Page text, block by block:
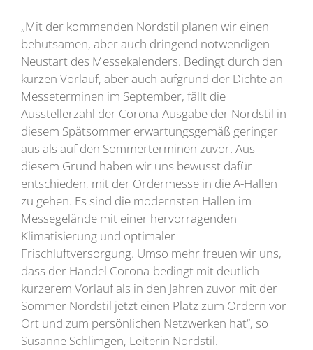
„Mit der kommenden Nordstil planen wir einen
behutsamen, aber auch dringend notwendigen
Neustart des Messekalenders. Bedingt durch den
kurzen Vorlauf, aber auch aufgrund der Dichte an
Messeterminen im September, fällt die
Ausstellerzahl der Corona-Ausgabe der Nordstil in
diesem Spätsommer erwartungsgemäß geringer
aus als auf den Sommerterminen zuvor. Aus
diesem Grund haben wir uns bewusst dafür
entschieden, mit der Ordermesse in die A-Hallen
zu gehen. Es sind die modernsten Hallen im
Messegelände mit einer hervorragenden
Klimatisierung und optimaler
Frischluftversorgung. Umso mehr freuen wir uns,
dass der Handel Corona-bedingt mit deutlich
kürzerem Vorlauf als in den Jahren zuvor mit der
Sommer Nordstil jetzt einen Platz zum Ordern vor
Ort und zum persönlichen Netzwerken hat“, so
Susanne Schlimgen, Leiterin Nordstil.